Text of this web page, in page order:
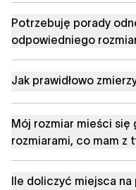
Potrzebuję porady
odpowiedniego
Jak prawidłowo
Mój rozmiar mieści się
rozmiarami, co mam z
Ile doliczyć miejsca na